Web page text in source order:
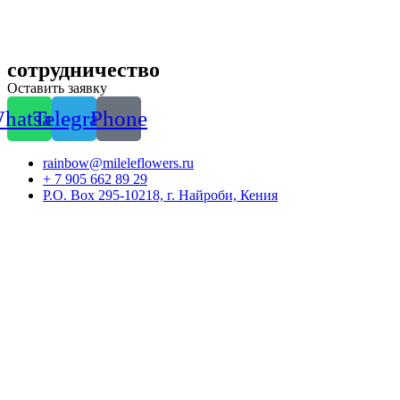
сотрудничество
Оставить заявку
TelegramPhone
rainbow@mileleflowers.ru
+ 7 905 662 89 29
P.O. Box 295-10218, г. Найроби, Кения